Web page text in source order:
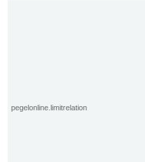
pegelonline.limitrelation